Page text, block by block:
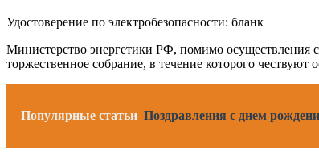
Удостоверение по электробезопасности: бланк
Министерство энергетики РФ, помимо осуществления
торжественное собрание, в течение которого чествуют
Популярные статьи Поздравления с днем